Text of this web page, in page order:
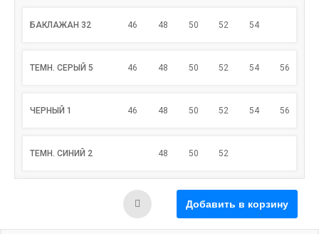
БАКЛАЖАН 32 46 48 50 52 54
ТЕМН. СЕРЫЙ 5 46 48 50 52 54 56
ЧЕРНЫЙ 1 46 48 50 52 54 56
ТЕМН. СИНИЙ 2 48 50 52